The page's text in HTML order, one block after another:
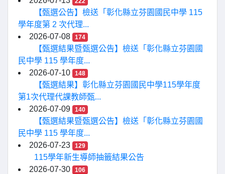
【甄選公告】檢送「彰化縣立芬園國民中學 115
學年度第 2 次代理...
2026-07-08
174
【甄選結果暨甄選公告】檢送「彰化縣立芬園國
民中學 115 學年度...
2026-07-10
148
【甄選結果】彰化縣立芬園國民中學115學年度
第1次代理代課教師甄...
2026-07-09
140
【甄選結果暨甄選公告】檢送「彰化縣立芬園國
民中學 115 學年度...
2026-07-23
129
115學年新生導師抽籤結果公告
2026-07-30
106